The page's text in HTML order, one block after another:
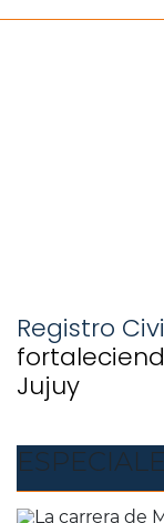
Registro
Jujuy